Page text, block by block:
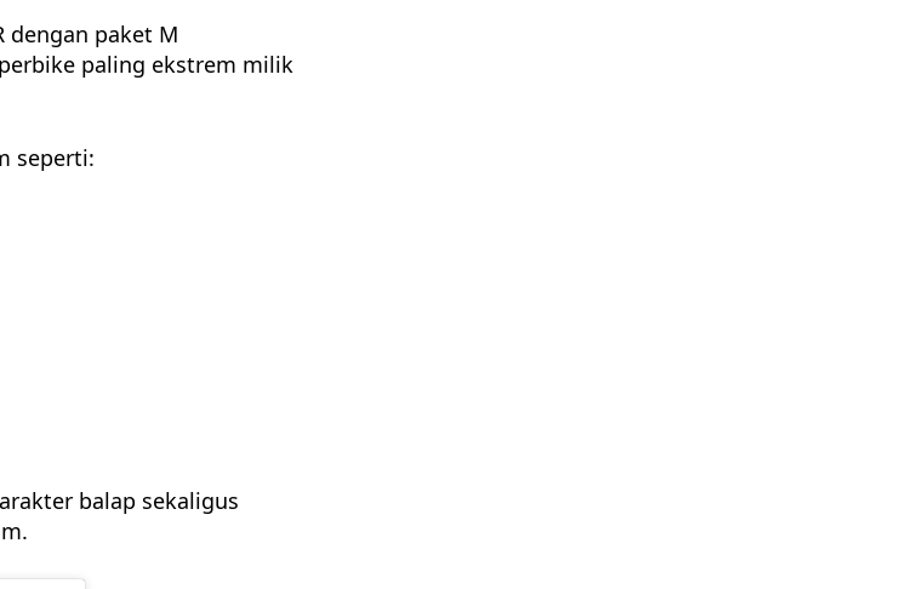
dengan paket M
paling ekstrem milik
seperti:
balap sekaligus